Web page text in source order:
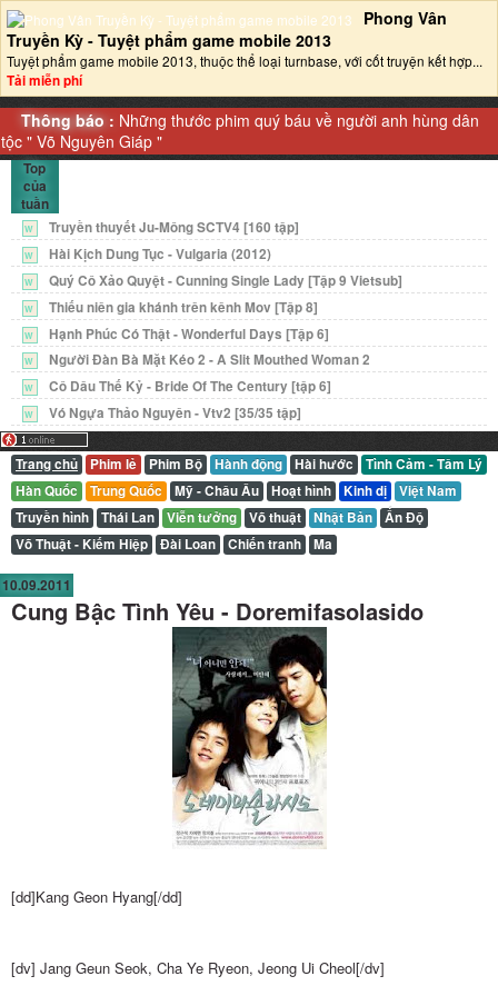
Phong Vân
Truyền Kỳ - Tuyệt phẩm game mobile 2013‎
Tuyệt phẩm game mobile 2013, thuộc thể loại turnbase, với cốt truyện kết hợp...
Tải miễn phí
Thông báo : Những thước phim quý báu về người anh hùng dân
tộc "Võ Nguyên Giáp "
Top
của
tuần
W Truyền thuyết Ju-Mông SCTV4 [160 tập]
W Hài Kịch Dung Tục - Vulgaria (2012)
W Quý Cô Xảo Quyệt - Cunning Single Lady [Tập 9 Vietsub]
W Thiếu niên gia khánh trên kênh Mov [Tập 8]
W Hạnh Phúc Có Thật - Wonderful Days [Tập 6]
W Người Đàn Bà Mặt Kéo 2 - A Slit Mouthed Woman 2
W Cô Dâu Thế Kỷ - Bride Of The Century [tập 6]
W Vó Ngựa Thảo Nguyên - Vtv2 [35/35 tập]
Trang chủ Phim lẻ Phim Bộ Hành động Hài hước
Tình Cảm - Tâm Lý
Hàn Quốc
Trung Quốc Mỹ - Châu Âu Hoạt hình Kinh dị
Việt Nam
Truyền hình
Thái Lan Viễn tưởng Võ thuật Nhật Bản
Ấn Độ
Võ Thuật - Kiếm Hiệp
Đài Loan Chiến tranh Ma
10.09.2011
Cung Bậc Tình Yêu - Doremifasolasido
[dd]Kang Geon Hyang[/dd]
[dv] Jang Geun Seok, Cha Ye Ryeon, Jeong Ui Cheol[/dv]